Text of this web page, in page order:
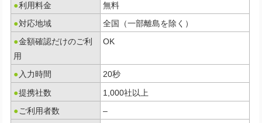
●利用料金
無料
●対応地域
全国（一部離島を除く）
●金額確認だけのご利
用
OK
● 入力時間
20秒
●提携社数
1,000社以上
● ご利用者数
–